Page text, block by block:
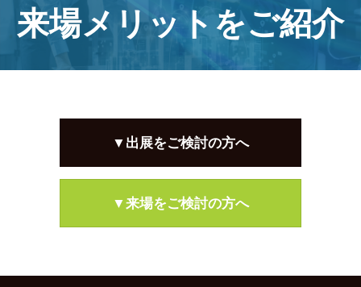
来場メリットをご紹介
▼出展をご検討の方へ
▼来場をご検討の方へ